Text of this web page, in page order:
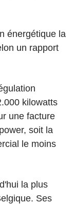
énergétique la
un rapport
kilowatts
une facture
soit la
le moins
la plus
Ses